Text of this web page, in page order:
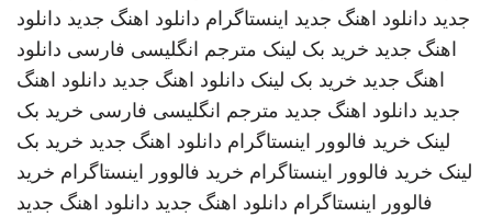
جدید دانلود اهنگ جدید اینستاگرام دانلود اهنگ جدید دانلود
اهنگ جدید خرید بک لینک مترجم انگلیسی فارسی دانلود
اهنگ جدید خرید بک لینک دانلود اهنگ جدید دانلود اهنگ
جدید دانلود اهنگ جدید مترجم انگلیسی فارسی خرید بک
لینک خرید فالوور اینستاگرام دانلود اهنگ جدید خرید بک
لینک خرید فالوور اینستاگرام خرید فالوور اینستاگرام خرید
فالوور اینستاگرام دانلود اهنگ جدید دانلود اهنگ جدید